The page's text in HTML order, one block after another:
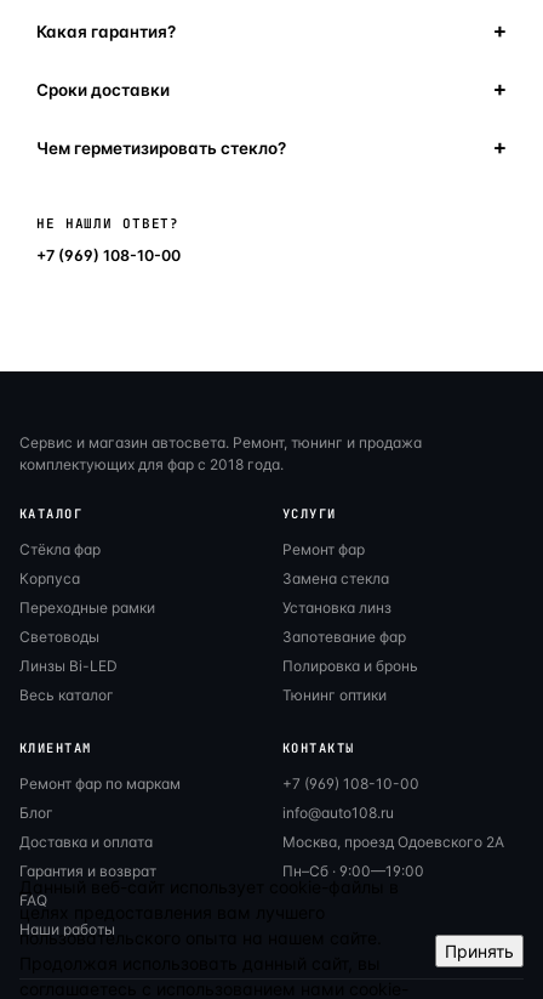
Какая гарантия?
Сроки доставки
Чем герметизировать стекло?
НЕ НАШЛИ ОТВЕТ?
+7 (969) 108-10-00
Сервис и магазин автосвета. Ремонт, тюнинг и продажа
комплектующих для фар с 2018 года.
КАТАЛОГ
Стёкла фар
Корпуса
Переходные рамки
Световоды
Линзы Bi-LED
Весь каталог
УСЛУГИ
Ремонт фар
Замена стекла
Установка линз
Запотевание фар
Полировка и бронь
Тюнинг оптики
КЛИЕНТАМ
Ремонт фар по маркам
Блог
Доставка и оплата
Гарантия и возврат
FAQ
Наши работы
КОНТАКТЫ
+7 (969) 108-10-00
info@auto108.ru
Москва, проезд Одоевского 2А
Пн–Сб · 9:00—19:00
Данный веб-сайт использует cookie-файлы в
целях предоставления вам лучшего
пользовательского опыта на нашем сайте.
Принять